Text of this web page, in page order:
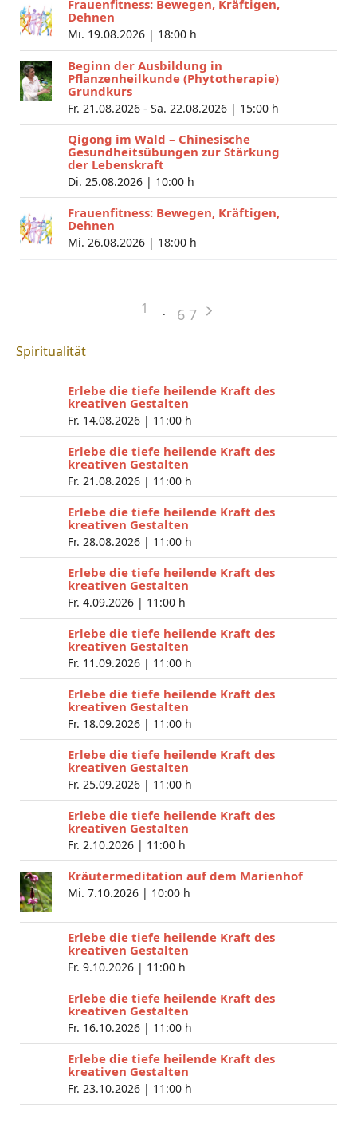
Frauenfitness: Bewegen, Kräftigen,
Dehnen
Mi. 19.08.2026 | 18:00 h
Beginn der Ausbildung in
Pflanzenheilkunde (Phytotherapie)
Grundkurs
Fr. 21.08.2026 - Sa. 22.08.2026 | 15:00 h
Qigong im Wald – Chinesische
Gesundheitsübungen zur Stärkung
der Lebenskraft
Di. 25.08.2026 | 10:00 h
Frauenfitness: Bewegen, Kräftigen,
Dehnen
Mi. 26.08.2026 | 18:00 h
1 6 7
Spiritualität
Erlebe die tiefe heilende Kraft des
kreativen Gestalten
Fr. 14.08.2026 | 11:00 h
Erlebe die tiefe heilende Kraft des
kreativen Gestalten
Fr. 21.08.2026 | 11:00 h
Erlebe die tiefe heilende Kraft des
kreativen Gestalten
Fr. 28.08.2026 | 11:00 h
Erlebe die tiefe heilende Kraft des
kreativen Gestalten
Fr. 4.09.2026 | 11:00 h
Erlebe die tiefe heilende Kraft des
kreativen Gestalten
Fr. 11.09.2026 | 11:00 h
Erlebe die tiefe heilende Kraft des
kreativen Gestalten
Fr. 18.09.2026 | 11:00 h
Erlebe die tiefe heilende Kraft des
kreativen Gestalten
Fr. 25.09.2026 | 11:00 h
Erlebe die tiefe heilende Kraft des
kreativen Gestalten
Fr. 2.10.2026 | 11:00 h
Kräutermeditation auf dem Marienhof
Mi. 7.10.2026 | 10:00 h
Erlebe die tiefe heilende Kraft des
kreativen Gestalten
Fr. 9.10.2026 | 11:00 h
Erlebe die tiefe heilende Kraft des
kreativen Gestalten
Fr. 16.10.2026 | 11:00 h
Erlebe die tiefe heilende Kraft des
kreativen Gestalten
Fr. 23.10.2026 | 11:00 h